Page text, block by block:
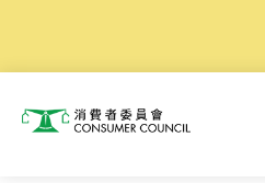
消費者委員會